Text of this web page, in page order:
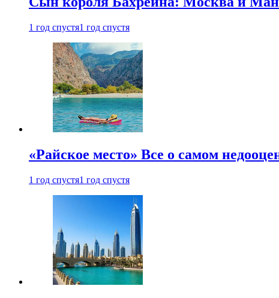
1 год спустя1 год спустя
«Райское место» Все о самом
1 год спустя1 год спустя